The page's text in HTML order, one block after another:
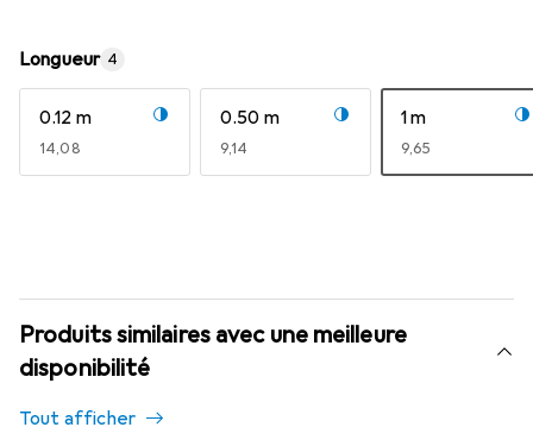
Longueur 4
0.12 m
EUR
14,08
0.50 m
EUR
9,14
1 m
EUR
9,65
Produits similaires avec une meilleure
disponibilité
Tout afficher